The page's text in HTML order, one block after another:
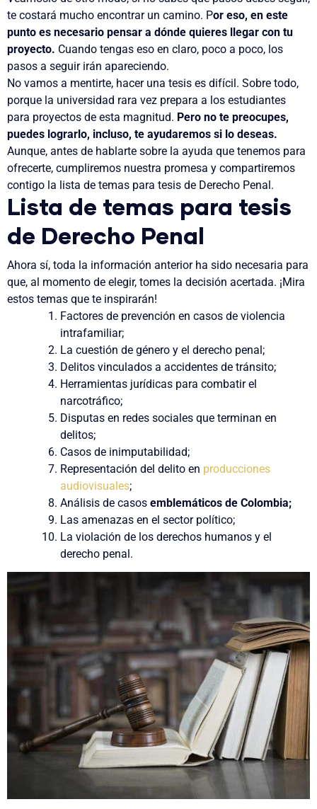
te costará mucho encontrar un camino. Por eso, en este
punto es necesario pensar a dónde quieres llegar con tu
proyecto. Cuando tengas eso en claro, poco a poco, los
pasos a seguir irán apareciendo.
No vamos a mentirte, hacer una tesis es difícil. Sobre todo,
porque la universidad rara vez prepara a los estudiantes
para proyectos de esta magnitud. Pero no te preocupes,
puedes lograrlo, incluso, te ayudaremos si lo deseas.
Aunque, antes de hablarte sobre la ayuda que tenemos para
ofrecerte, cumpliremos nuestra promesa y compartiremos
contigo la lista de temas para tesis de Derecho Penal.
Lista de temas para tesis
de Derecho Penal
Ahora sí, toda la información anterior ha sido necesaria para
que, al momento de elegir, tomes la decisión acertada. ¡Mira
estos temas que te inspirarán!
Factores de prevención en casos de violencia
intrafamiliar;
La cuestión de género y el derecho penal;
Delitos vinculados a accidentes de tránsito;
Herramientas jurídicas para combatir el
narcotráfico;
Disputas en redes sociales que terminan en
delitos;
Casos de inimputabilidad;
Representación del delito en producciones
audiovisuales;
Análisis de casosemblemáticos de Colombia;
Las amenazas en el sector político;
La violación de los derechos humanos y el
derecho penal.